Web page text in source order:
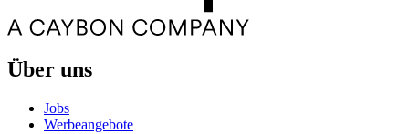
Über uns
Jobs
Werbeangebote